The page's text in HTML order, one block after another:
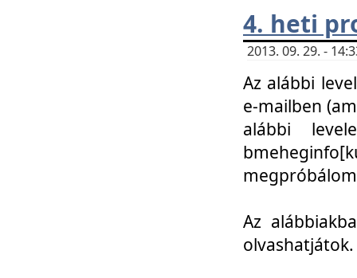
4. heti
2013. 09. 29. -
Az alábbi
e-mailben
alábbi
Az
olvashatjátok.